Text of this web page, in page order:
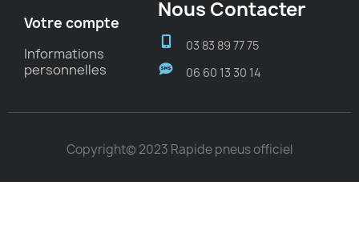
Votre compte
Informations
personnelles
Nous Contacter
03 83 89 77 75
06 60 13 30 14
Copyright© 2023 Rapide pneus officiel